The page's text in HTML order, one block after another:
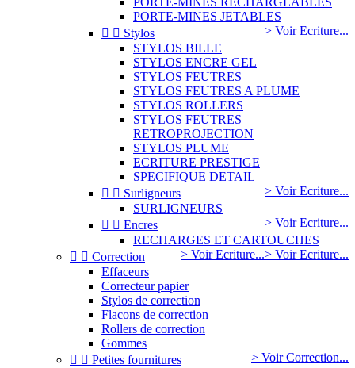
PORTE-MINES JETABLES
> Voir Ecriture...
  Stylos
STYLOS BILLE
STYLOS ENCRE GEL
STYLOS FEUTRES
STYLOS FEUTRES A PLUME
STYLOS ROLLERS
STYLOS FEUTRES
RETROPROJECTION
STYLOS PLUME
ECRITURE PRESTIGE
SPECIFIQUE DETAIL
> Voir Ecriture...
  Surligneurs
SURLIGNEURS
> Voir Ecriture...
  Encres
RECHARGES ET CARTOUCHES
> Voir Ecriture...
> Voir Ecriture...
  Correction
Effaceurs
Correcteur papier
Stylos de correction
Flacons de correction
Rollers de correction
Gommes
> Voir Correction...
  Petites fournitures